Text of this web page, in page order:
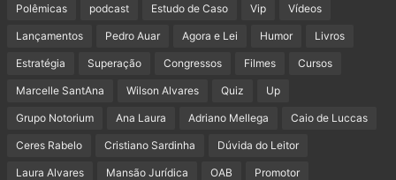
Polêmicas podcast Estudo de Caso Vip Vídeos
Lançamentos Pedro Auar Agora e Lei Humor Livros
Estratégia Superação Congressos Filmes Cursos
Marcelle SantAna Wilson Alvares Quiz Up
Grupo Notorium Ana Laura Adriano Mellega Caio de Luccas
Ceres Rabelo Cristiano Sardinha Dúvida do Leitor
Laura Alvares Mansão Jurídica OAB Promotor